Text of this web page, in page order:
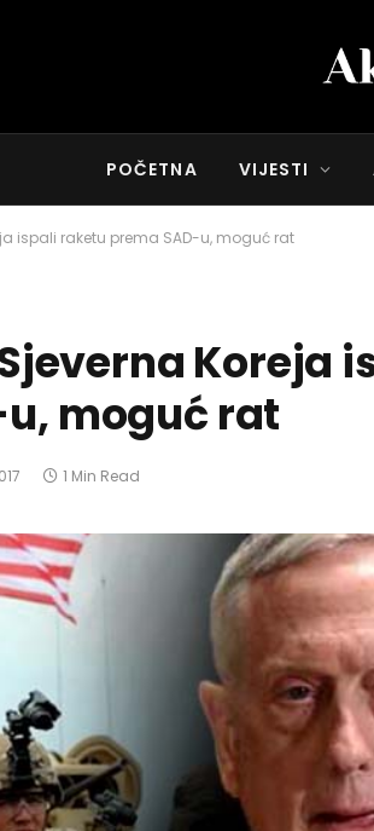
POČETNA VIJESTI
ispali raketu prema SAD-u, moguć rat
Koreja
moguć rat
1 Min Read